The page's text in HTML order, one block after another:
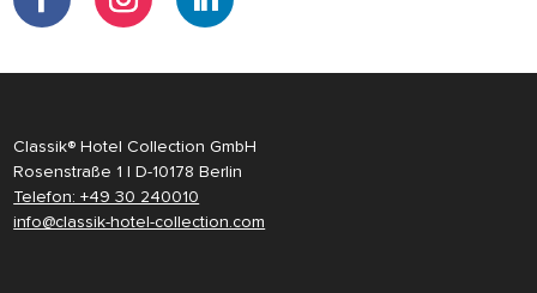
Classik® Hotel Collection GmbH
Rosenstraße 1 | D-10178 Berlin
Telefon: +49 30 240010
info@classik-hotel-collection.com